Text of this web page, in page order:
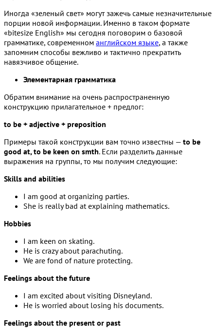
Иногда «зеленый свет» могут зажечь самые незначительные
порции новой информации. Именно в таком формате
«bitesize English» мы сегодня поговорим о базовой
грамматике, современном английском языке, а также
запомним способы вежливо и тактично прекратить
навязчивое общение.
Элементарная грамматика
Обратим внимание на очень распространенную
конструкцию прилагательное + предлог:
to be + adjective + preposition
Примеры такой конструкции вам точно известны — to be
good at, to be keen on smth. Если разделить данные
выражения на группы, то мы получим следующие:
Skills and abilities
I am good at organizing parties.
She is really bad at explaining mathematics.
Hobbies
I am keen on skating.
He is crazy about parachuting.
We are fond of nature protecting.
Feelings about the future
I am excited about visiting Disneyland.
He is worried about losing his documents.
Feelings about the present or past